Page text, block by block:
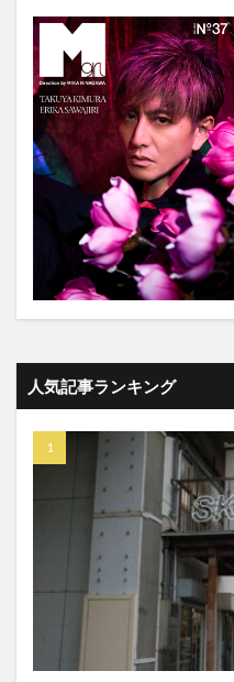
人気記事ランキング